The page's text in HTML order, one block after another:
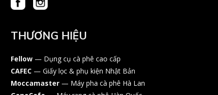
THƯƠNG HIỆU
Fellow — Dụng cụ cà phê cao cấp
CAFEC — Giấy lọc & phụ kiện Nhật Bản
Moccamaster — Máy pha cà phê Hà Lan